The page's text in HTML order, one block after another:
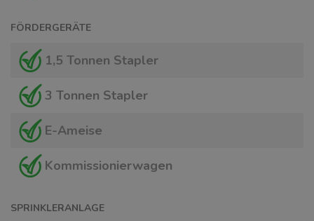
FÖRDERGERÄTE
1,5 Tonnen Stapler
3 Tonnen Stapler
E-Ameise
Kommissionierwagen
SPRINKLERANLAGE